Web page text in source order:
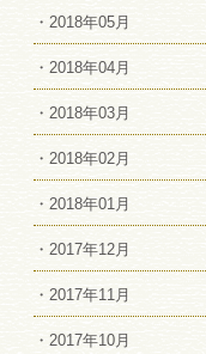
・2018年05月
・2018年04月
・2018年03月
・2018年02月
・2018年01月
・2017年12月
・2017年11月
・2017年10月